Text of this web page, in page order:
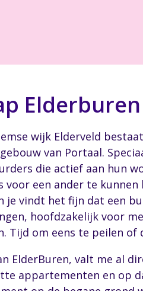
wijk Elderveld
van Portaal.
die actief aan hun
een ander te
je vindt het fijn dat een
hoofdzakelijk voor
Tijd om eens te peilen
ElderBuren, valt me al
appartementen en op